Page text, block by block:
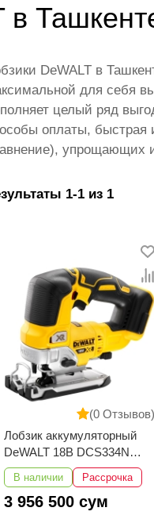
в
DeWALT в
для себя
целый ряд
оплаты, быстрая
упрощающих
1-1 из 1
(0 Отзывов)
Лобзик аккумуляторный
DeWALT 18В DCS334N
DCS334N-XJ
В наличии Рассрочка
3 956 500 сум